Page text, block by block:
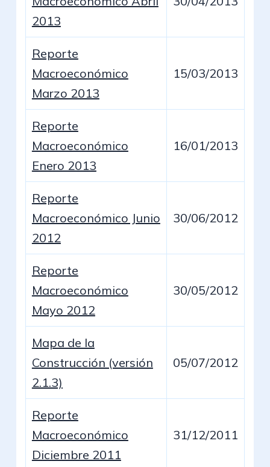
2013
Reporte
Macroeconómico
Marzo 2013
15/03/2013
Reporte
Macroeconómico
Enero 2013
16/01/2013
Reporte
Macroeconómico Junio
2012
30/06/2012
Reporte
Macroeconómico
Mayo 2012
30/05/2012
Mapa de la
Construcción (versión
2.1.3)
05/07/2012
Reporte
Macroeconómico
Diciembre 2011
31/12/2011